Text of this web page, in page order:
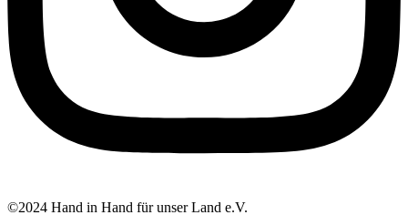
©2024 Hand in Hand für unser Land e.V.